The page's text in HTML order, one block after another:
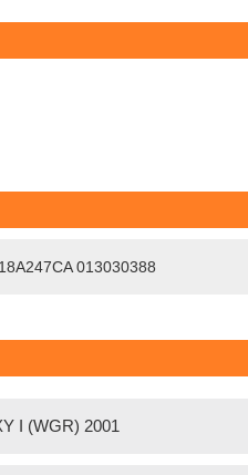
013030388
I (WGR) 2001